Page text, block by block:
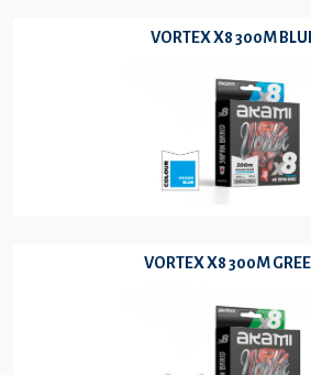
VORTEX X8 300M
VORTEX X8 300M